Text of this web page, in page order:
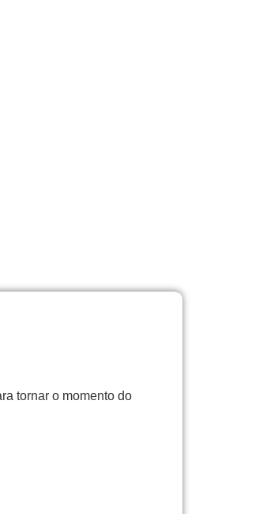
tornar o momento do